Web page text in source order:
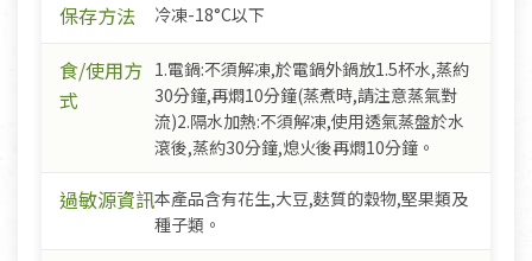
保存方法 冷凍-18°C以下
食/使用方
式
1.電鍋:不須解凍,於電鍋外鍋放1.5杯水,蒸約
30分鐘,再燜10分鐘(蒸煮時,請注意蒸氣對
流)2.隔水加熱:不須解凍,使用透氣蒸盤於水
滾後,蒸約30分鐘,熄火後再燜10分鐘。
過敏源資訊本產品含有花生,大豆,麩質的穀物,堅果類及
種子類。